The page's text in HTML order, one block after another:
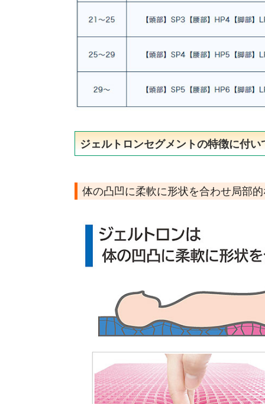
ジェルトロンセグメントの特徴に付い
体の凸凹に柔軟に形状を合わせ局部